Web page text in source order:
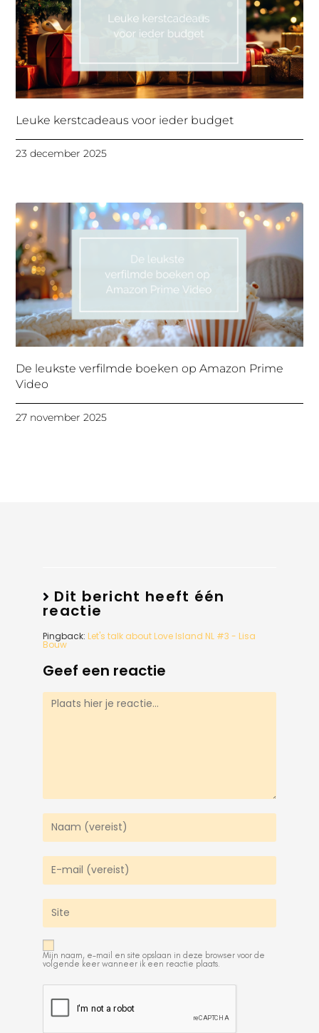
Leuke kerstcadeaus voor ieder budget
23 december 2025
De leukste verfilmde boeken op Amazon Prime
Video
27 november 2025
Dit bericht heeft één
reactie
Pingback: Let's talk about Love Island NL #3 - Lisa
Bouw
Geef een reactie
Mijn naam, e-mail en site opslaan in deze browser voor de
volgende keer wanneer ik een reactie plaats.